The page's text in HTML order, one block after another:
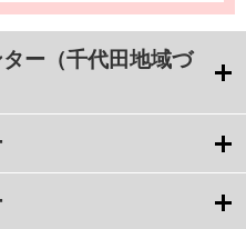
ー（千代田地域づ